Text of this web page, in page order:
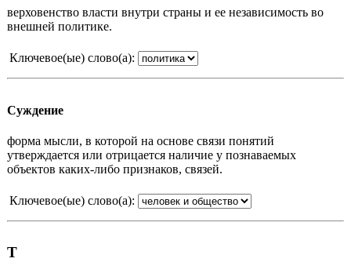
верховенство власти внутри страны и ее независимость во
внешней политике.
Ключевое(ые) слово(а):
Суждение
форма мысли, в которой на основе связи понятий
утверждается или отрицается наличие у познаваемых
объектов каких-либо признаков, связей.
Ключевое(ые) слово(а):
Т